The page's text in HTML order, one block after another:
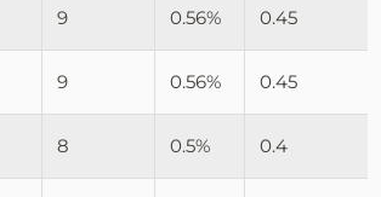
9 0.56% 0.45
9 0.56% 0.45
8 0.5% 0.4